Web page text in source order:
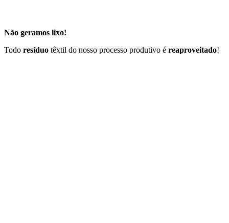
Não geramos lixo!
Todo resíduo têxtil do nosso processo produtivo é reaproveitado!